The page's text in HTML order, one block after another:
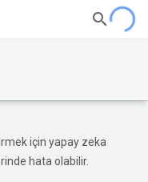
için yapay zeka
hata olabilir.